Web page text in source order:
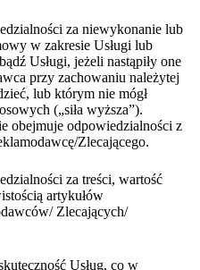
za niewykonanie lub
w zakresie Usługi lub
Usługi, jeżeli nastąpiły one
przy zachowaniu należytej
lub którym nie mógł
(„siła wyższa”).
obejmuje odpowiedzialności z
Zlecającego.
za treści, wartość
artykułów
Zlecających/
Usług, co w